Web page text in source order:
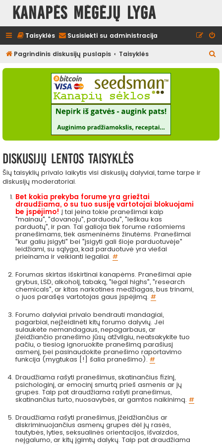
Kanapės mėgėjų lyga
Taisyklės Susisiekti su administracija
Pagrindinis diskusijų puslapis Taisyklės
e
Diskusijų lentos taisyklės
Šių taisyklių privalo laikytis visi diskusijų dalyviai, tame tarpe ir
diskusijų moderatoriai.
Bet kokia prekyba forume yra griežtai
draudžiama, o su tuo susiję vartotojai blokuojami
be įspėjimo! Į tai įeina tokie pranešimai kaip
"mainau", "dovanoju", parduodu", "ieškau kas
parduotų", ir pan. Tai galioja tiek forume rašomiems
pranešimams, tiek asmeninėms žinutėms. Pranešimai
"kur galiu įsigyti" bei "įsigyti gali šioje parduotuvėje"
leidžiami, su sąlyga, kad parduotuvė yra viešai
prieinama ir veikianti legaliai.#
Forumas skirtas išskirtinai kanapėms. Pranešimai apie
grybus, LSD, alkoholį, tabaką, "legal highs", "research
chemicals", ar kitas narkotines medžiagas, bus trinami,
o juos parašęs vartotojas gaus įspėjimą.#
Forumo dalyviai privalo bendrauti mandagiai,
pagarbiai, neįžeidinėti kitų forumo dalyvių. Jei
sulaukėte nemandagaus, nepagarbaus, ar
įžeidžiančio pranešimo jūsų atžvilgiu, neatsakykite tuo
pačiu, o tiesiog ignoruokite pranešimą parašiusį
asmenį, bei pasinaudokite pranešimo raportavimo
funkcija (mygtukas [!] šalia pranešimo).#
Draudžiama rašyti pranešimus, skatinančius fizinį,
psichologinį, ar emocinį smurtą prieš asmenis ar jų
grupes. Taip pat draudžiama rašyti pranešimus,
skatinančius turto, nuosavybės, ar gamtos naikinimą.#
Draudžiama rašyti pranešimus, įžeidžiančius ar
diskriminuojančius asmenų grupes dėl jų rasės,
tautybės, lyties, seksualinės orientacijos, išvaizdos,
neįgalumo, ar kitų įgimtų dalykų. Taip pat draudžiama